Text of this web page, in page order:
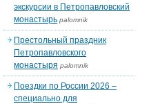
экскурсии в Петропавловский
монастырь palomnik
Престольный праздник
Петропавловского
монастыря palomnik
Поездки по России 2026 –
специально для